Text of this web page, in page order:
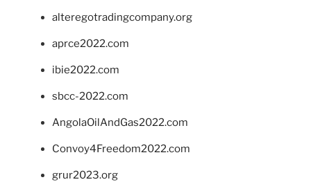
alteregotradingcompany.org
aprce2022.com
ibie2022.com
sbcc-2022.com
AngolaOilAndGas2022.com
Convoy4Freedom2022.com
grur2023.org